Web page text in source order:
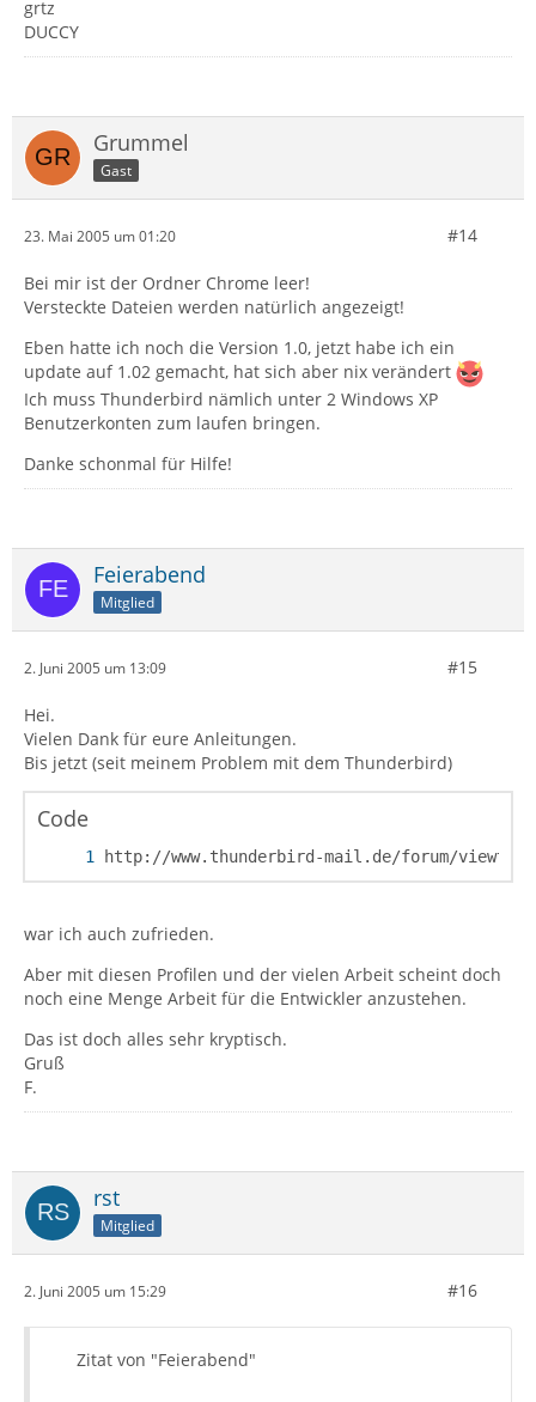
grtz
DUCCY
Grummel
Gast
23. Mai 2005 um 01:20 #14
Bei mir ist der Ordner Chrome leer!
Versteckte Dateien werden natürlich angezeigt!
Eben hatte ich noch die Version 1.0, jetzt habe ich ein
update auf 1.02 gemacht, hat sich aber nix verändert
Ich muss Thunderbird nämlich unter 2 Windows XP
Benutzerkonten zum laufen bringen.
Danke schonmal für Hilfe!
Feierabend
Mitglied
2. Juni 2005 um 13:09 #15
Hei.
Vielen Dank für eure Anleitungen.
Bis jetzt (seit meinem Problem mit dem Thunderbird)
Code
http://www.thunderbird-mail.de/forum/
war ich auch zufrieden.
Aber mit diesen Profilen und der vielen Arbeit scheint doch
noch eine Menge Arbeit für die Entwickler anzustehen.
Das ist doch alles sehr kryptisch.
Gruß
F.
rst
Mitglied
2. Juni 2005 um 15:29 #16
Zitat von "Feierabend"